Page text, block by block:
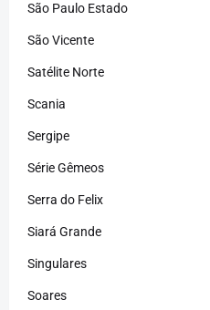
São Paulo Estado
São Vicente
Satélite Norte
Scania
Sergipe
Série Gêmeos
Serra do Felix
Siará Grande
Singulares
Soares